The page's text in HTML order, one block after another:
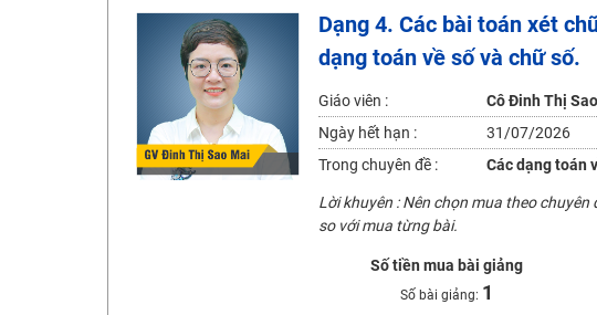
Học online lớp 2 với thầy cô giáo giỏi, nổi tiếng
2K6! Lộ Trình Sun 2024 - Ba bước luyện thi TN THPT - ĐH ít nhất 25 điểm
Hot! Lễ hội đồng giá 449K - 499K toàn bộ khoá học tại Tuyensinh247
Khuyến Mãi Khoá Học 1K Chỉ Từ 11-13/09/2024
Đồng giá khóa học 499K - 399K (13/11-15/11)
Khai giảng khóa Ngữ văn 7 - xây nền vững chắc cho tương lai!
Luyện thi vào lớp 10 môn Toán, Văn, Hóa, Anh, Lý với giáo viên giỏi và nổi
Dạng 4. Các bài toán xét
dạng toán về số và chữ số.
Giáo viên :
Cô Đinh Thị
Ngày hết hạn :
31/07/2026
Trong chuyên đề :
Các dạng toán
Lời khuyên : Nên chọn mua theo chuyên
so với mua từng bài.
Số tiền mua bài giảng
Số bài giảng: 1